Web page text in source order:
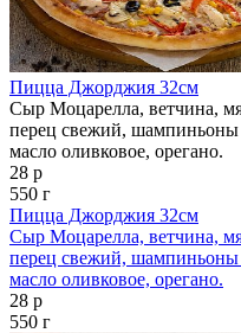
Пицца Джорджия 32см
Сыр Моцарелла, ветчина,
перец свежий,
масло оливковое, орегано.
28 р
550 г
Пицца Джорджия 32см
Сыр Моцарелла, ветчина,
перец свежий,
масло оливковое, орегано.
28 р
550 г